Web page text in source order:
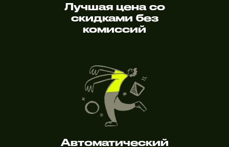
Лучшая цена со
скидками без
комиссий
Автоматический